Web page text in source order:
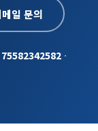
메일 문의
·